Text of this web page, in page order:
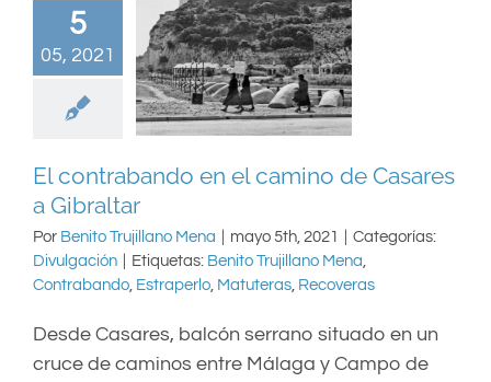
5
05, 2021
El contrabando en el
camino de Casares a
Gibraltar
El contrabando en el camino de Casares
a Gibraltar
Por Benito Trujillano Mena mayo 5th, 2021
Categorías:
Divulgación
Etiquetas: Benito Trujillano Mena,
Contrabando, Estraperlo, Matuteras, Recoveras
Desde Casares, balcón serrano situado en un
cruce de caminos entre Málaga y Campo de